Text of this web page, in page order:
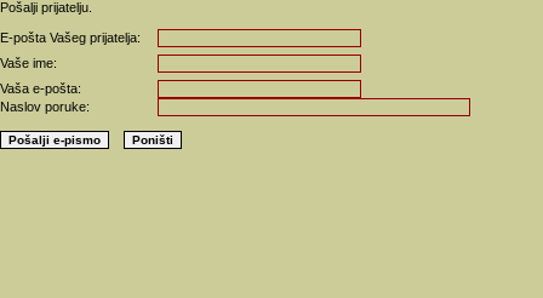
Pošalji prijatelju.
E-pošta Vašeg prijatelja:
Vaše ime:
Vaša e-pošta:
Naslov poruke: